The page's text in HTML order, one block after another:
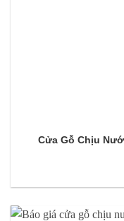
Cửa Gỗ Chịu